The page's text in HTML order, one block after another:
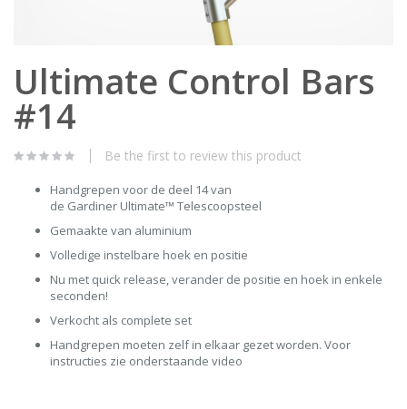
to
the
beginning
of
the
images
Ultimate Control Bars
#14
Be the first to review this product
Handgrepen voor de deel 14 van
de Gardiner Ultimate™ Telescoopsteel
Gemaakte van aluminium
Volledige instelbare hoek en positie
Nu met quick release, verander de positie en hoek in enkele
seconden!
Verkocht als complete set
Handgrepen moeten zelf in elkaar gezet worden. Voor
instructies zie onderstaande video ​